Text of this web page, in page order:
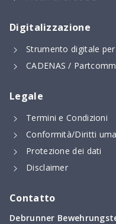
Digitalizzazione
Strumento digitale
CADENAS /
Legale
Termini e Condizioni
Conformità/Diritti
Protezione dei dati
Disclaimer
Contatto
Debrunner